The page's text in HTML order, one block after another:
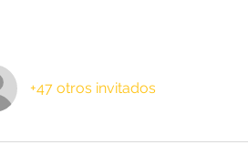
+47 otros invitados